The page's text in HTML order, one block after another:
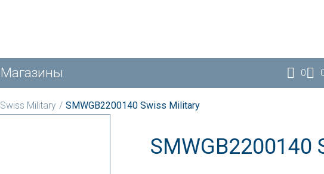
Магазины 0
Swiss Military / SMWGB2200140 Swiss Military
SMWGB2200140